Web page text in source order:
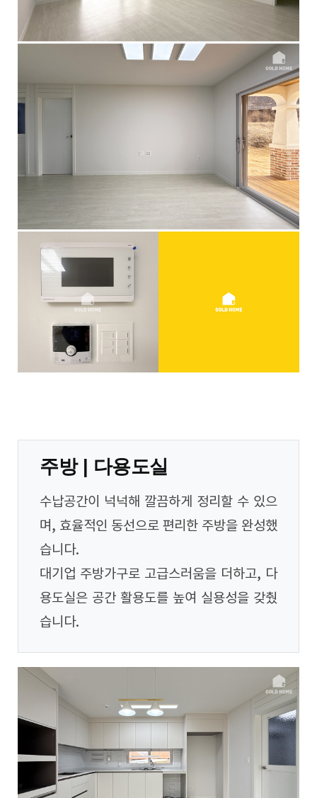
주방 | 다용도실
수납공간이 넉넉해 깔끔하게 정리할 수 있으
며, 효율적인 동선으로 편리한 주방을 완성했
습니다.
대기업 주방가구로 고급스러움을 더하고, 다
용도실은 공간 활용도를 높여 실용성을 갖췄
습니다.